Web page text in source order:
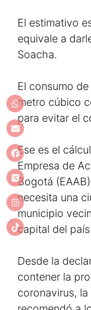
El estimativo
equivale a
Soacha.
El consumo
metro cúbico
para evitar el
Ese es el
Empresa de
Bogotá
necesita una
municipio
capital del país.
Desde la
contener la
coronavirus,